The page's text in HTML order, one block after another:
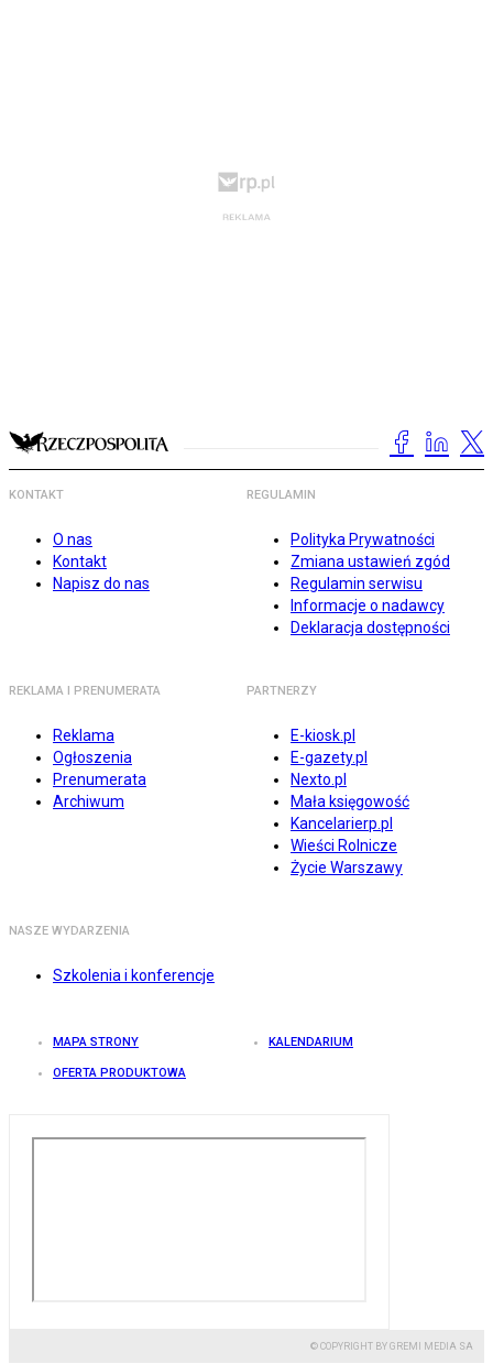
KONTAKT
O nas
Kontakt
Napisz do nas
REGULAMIN
Polityka Prywatności
Zmiana ustawień zgód
Regulamin serwisu
Informacje o nadawcy
Deklaracja dostępności
REKLAMA I PRENUMERATA
Reklama
Ogłoszenia
Prenumerata
Archiwum
PARTNERZY
E-kiosk.pl
E-gazety.pl
Nexto.pl
Mała księgowość
Kancelarierp.pl
Wieści Rolnicze
Życie Warszawy
NASZE WYDARZENIA
Szkolenia i konferencje
MAPA STRONY KALENDARIUM
OFERTA PRODUKTOWA
© COPYRIGHT BY GREMI MEDIA SA